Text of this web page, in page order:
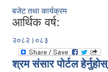
बजेट तथा कार्यक्रम
आर्थिक वर्ष:
२०८२।०८३
श्रम संसार पोर्टल हेर्नुहोस्